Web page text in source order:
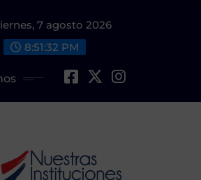
7 agosto 2026
8:51:33 PM